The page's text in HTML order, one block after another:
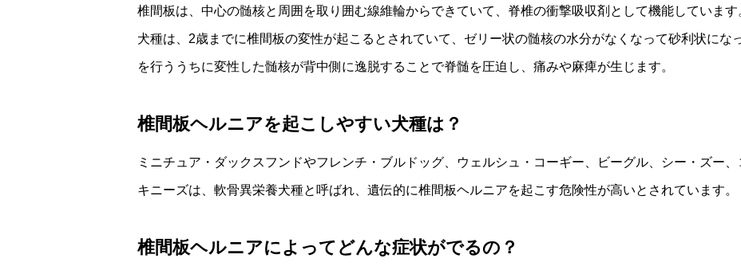
椎間板は、中心の髄核と周囲を取り囲む線維輪からできていて、脊椎の衝撃吸収剤として機能していま
犬種は、2歳までに椎間板の変性が起こるとされていて、ゼリー状の髄核の水分がなくなって砂利状にな
を行ううちに変性した髄核が背中側に逸脱することで脊髄を圧迫し、痛みや麻痺が生じます。
椎間板ヘルニアを起こしやすい犬種は？
ミニチュア・ダックスフンドやフレンチ・ブルドッグ、ウェルシュ・コーギー、ビーグル、シー・ズー
キニーズは、軟骨異栄養犬種と呼ばれ、遺伝的に椎間板ヘルニアを起こす危険性が高いとされています。
椎間板ヘルニアによってどんな症状がでるの？